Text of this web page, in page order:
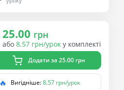
25.00 грн
або 8.57 грн/урок у комплекті
Додати за 25.00 грн
🔥 Вигідніше:8.57 грн/урок